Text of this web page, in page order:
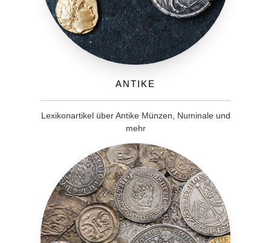
Antike
Lexikonartikel über Antike Münzen, Numinale und
mehr